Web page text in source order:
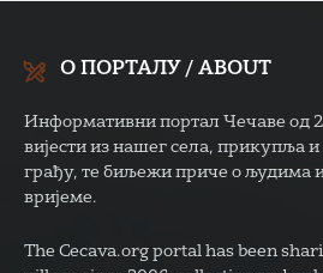
О ПОРТАЛУ / ABOUT
Информативни портал Чечаве од
вијести из нашег села, прикупља и
грађу, те биљежи приче о људима
вријеме.
The Cecava.org portal has been